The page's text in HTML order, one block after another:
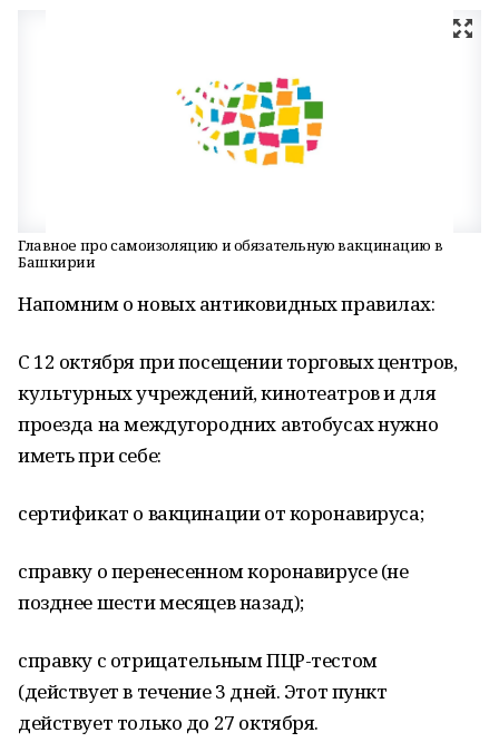
Главное про самоизоляцию и обязательную вакцинацию в
Башкирии
Напомним о новых антиковидных правилах:
С 12 октября при посещении торговых центров,
культурных учреждений, кинотеатров и для
проезда на междугородних автобусах нужно
иметь при себе:
сертификат о вакцинации от коронавируса;
справку о перенесенном коронавирусе (не
позднее шести месяцев назад);
справку с отрицательным ПЦР-тестом
(действует в течение 3 дней. Этот пункт
действует только до 27 октября.